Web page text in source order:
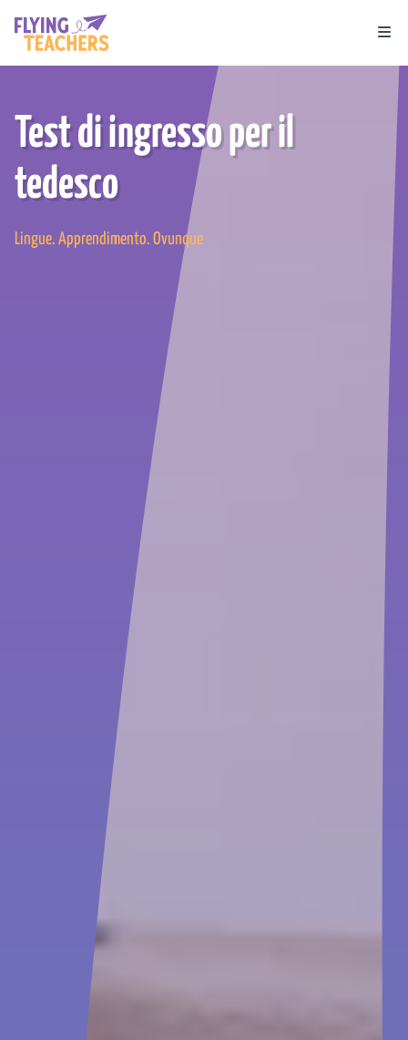
Flying Teachers
Test di ingresso per il
tedesco
Lingue. Apprendimento. Ovunque